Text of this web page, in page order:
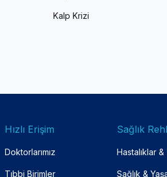
Kalp Krizi
Hızlı Erişim
Doktorlarımız
Tıbbi Birimler
Sağlık
Hastalıklar
Sağlık &